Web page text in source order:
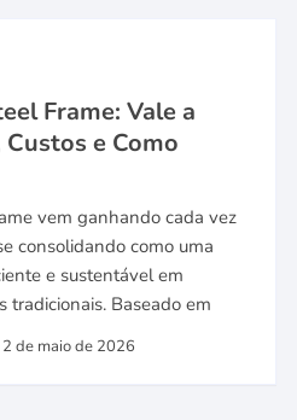
Frame: Vale a
Custos e Como
vem ganhando cada vez
consolidando como uma
e sustentável em
tradicionais. Baseado em
2 de maio de 2026